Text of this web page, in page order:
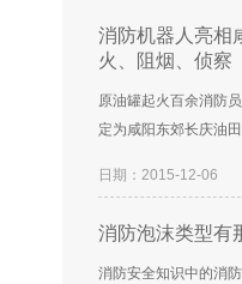
消防机器人亮相
火、阻烟、侦察
原油罐起火百余消防
定为咸阳东郊长庆油
日期：2015-12-06
消防泡沫类型有
消防安全知识中的消